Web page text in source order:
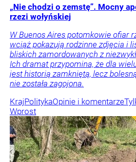
„Nie chodzi o zemstę”. Mocny
rzezi wołyńskiej
W Buenos Aires potomkowie ofiar
wciąż pokazują rodzinne zdjęcia i
bliskich zamordowanych z
Ich dramat przypomina, że dla
jest historią zamkniętą, lecz
nie została zagojona.
KrajPolitykaOpinie i komentarze
Wprost